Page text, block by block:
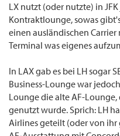
LX nutzt (oder nutzte) in
Kontraktlounge, sowas
einen ausländischen
Terminal was eigenes
In LAX gab es bei LH sogar
Business-Lounge war
Lounge die alte AF-
genutzt wurde. Sprich: LH
Airlines geteilt (oder von